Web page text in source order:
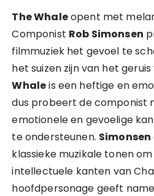
The Whaleopent met
Componist Rob Simonsen
filmmuziek het gevoel te
het suizen zijn van het
Whaleis een heftige en
dus probeert de componist
emotionele en gevoelige
te ondersteunen. Simonsen
klassieke muzikale tonen
intellectuele kanten van
hoofdpersonage geeft